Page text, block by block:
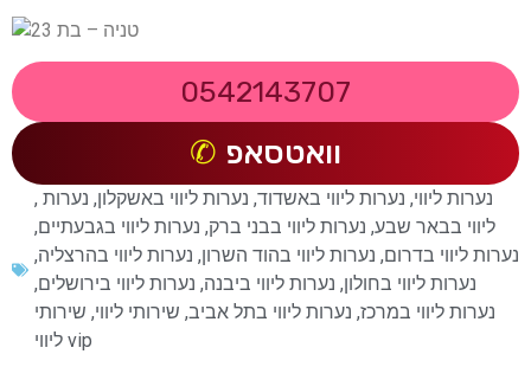
0542143707
וואטסאפ
, נערות ליווי, נערות ליווי באשדוד, נערות ליווי באשקלון, נערות
ליווי בבאר שבע, נערות ליווי בבני ברק, נערות ליווי בגבעתיים,
נערות ליווי בדרום, נערות ליווי בהוד השרון, נערות ליווי בהרצליה,
נערות ליווי בחולון, נערות ליווי ביבנה, נערות ליווי בירושלים,
נערות ליווי במרכז, נערות ליווי בתל אביב, שירותי ליווי, שירותי
ליווי vip